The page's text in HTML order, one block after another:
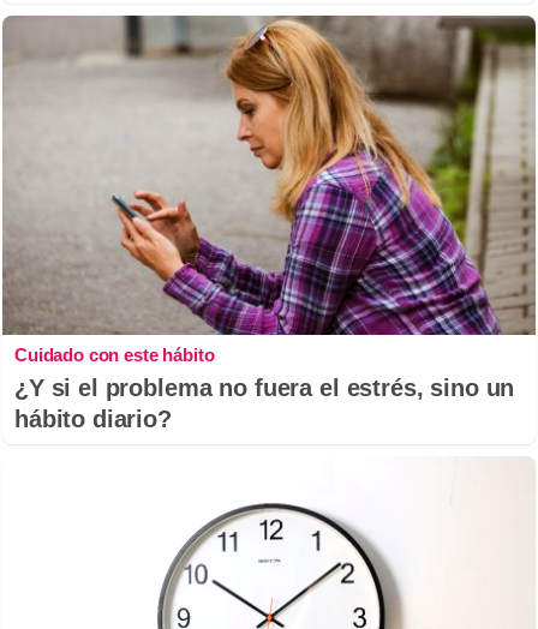
Cuidado con este hábito
¿Y si el problema no fuera el estrés, sino un
hábito diario?